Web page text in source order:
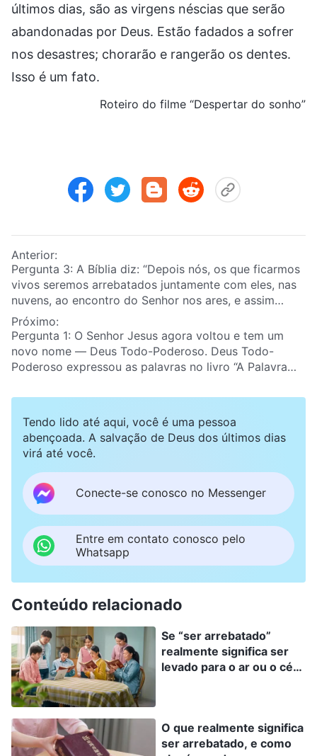
últimos dias, são as virgens néscias que serão
abandonadas por Deus. Estão fadados a sofrer
nos desastres; chorarão e rangerão os dentes.
Isso é um fato.
Roteiro do filme “Despertar do sonho”
Anterior:
Pergunta 3: A Bíblia diz: “Depois nós, os que ficarmos
vivos seremos arrebatados juntamente com eles, nas
nuvens, ao encontro do Senhor nos ares, e assim
estaremos para sempre com o Senhor”
(1 Tessalonicenses 4:17). Como devemos interpretar
isso?
Próximo:
Pergunta 1: O Senhor Jesus agora voltou e tem um
novo nome — Deus Todo-Poderoso. Deus Todo-
Poderoso expressou as palavras no livro “A Palavra
irmãos e irmãs ainda não são capazes de discernir a
testemunhas da Igreja de Deus Todo-Poderoso. Nós
as convidamos para partilhar conosco como
identificar a voz de Deus. Deste modo, saberemos
como determinar que Deus Todo-Poderoso é o
Senhor Jesus que retornou.
Tendo lido até aqui, você é uma pessoa
abençoada. A salvação de Deus dos últimos dias
virá até você.
Conecte-se conosco no Messenger
Entre em contato conosco pelo
Whatsapp
Conteúdo relacionado
Se “ser arrebatado”
realmente significa ser
levado para o ar ou o céu,
O que realmente significa
ser arrebatado, e como